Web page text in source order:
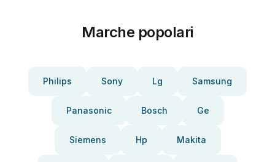
Marche popolari
Philips Sony Lg Samsung
Panasonic Bosch Ge
Siemens Hp Makita